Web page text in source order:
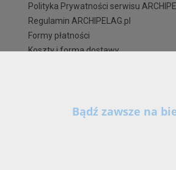
Szanowni
Polityka Prywatności serwisu
Regulamin ARCHIPELAG.pl
Formy płatności
Koszty i forma dostawy